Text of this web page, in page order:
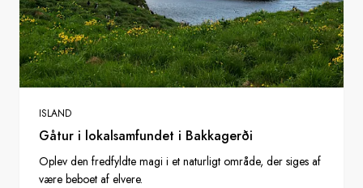
ISLAND
Gåtur i lokalsamfundet i Bakkagerði
Oplev den fredfyldte magi i et naturligt område, der siges af
være beboet af elvere.